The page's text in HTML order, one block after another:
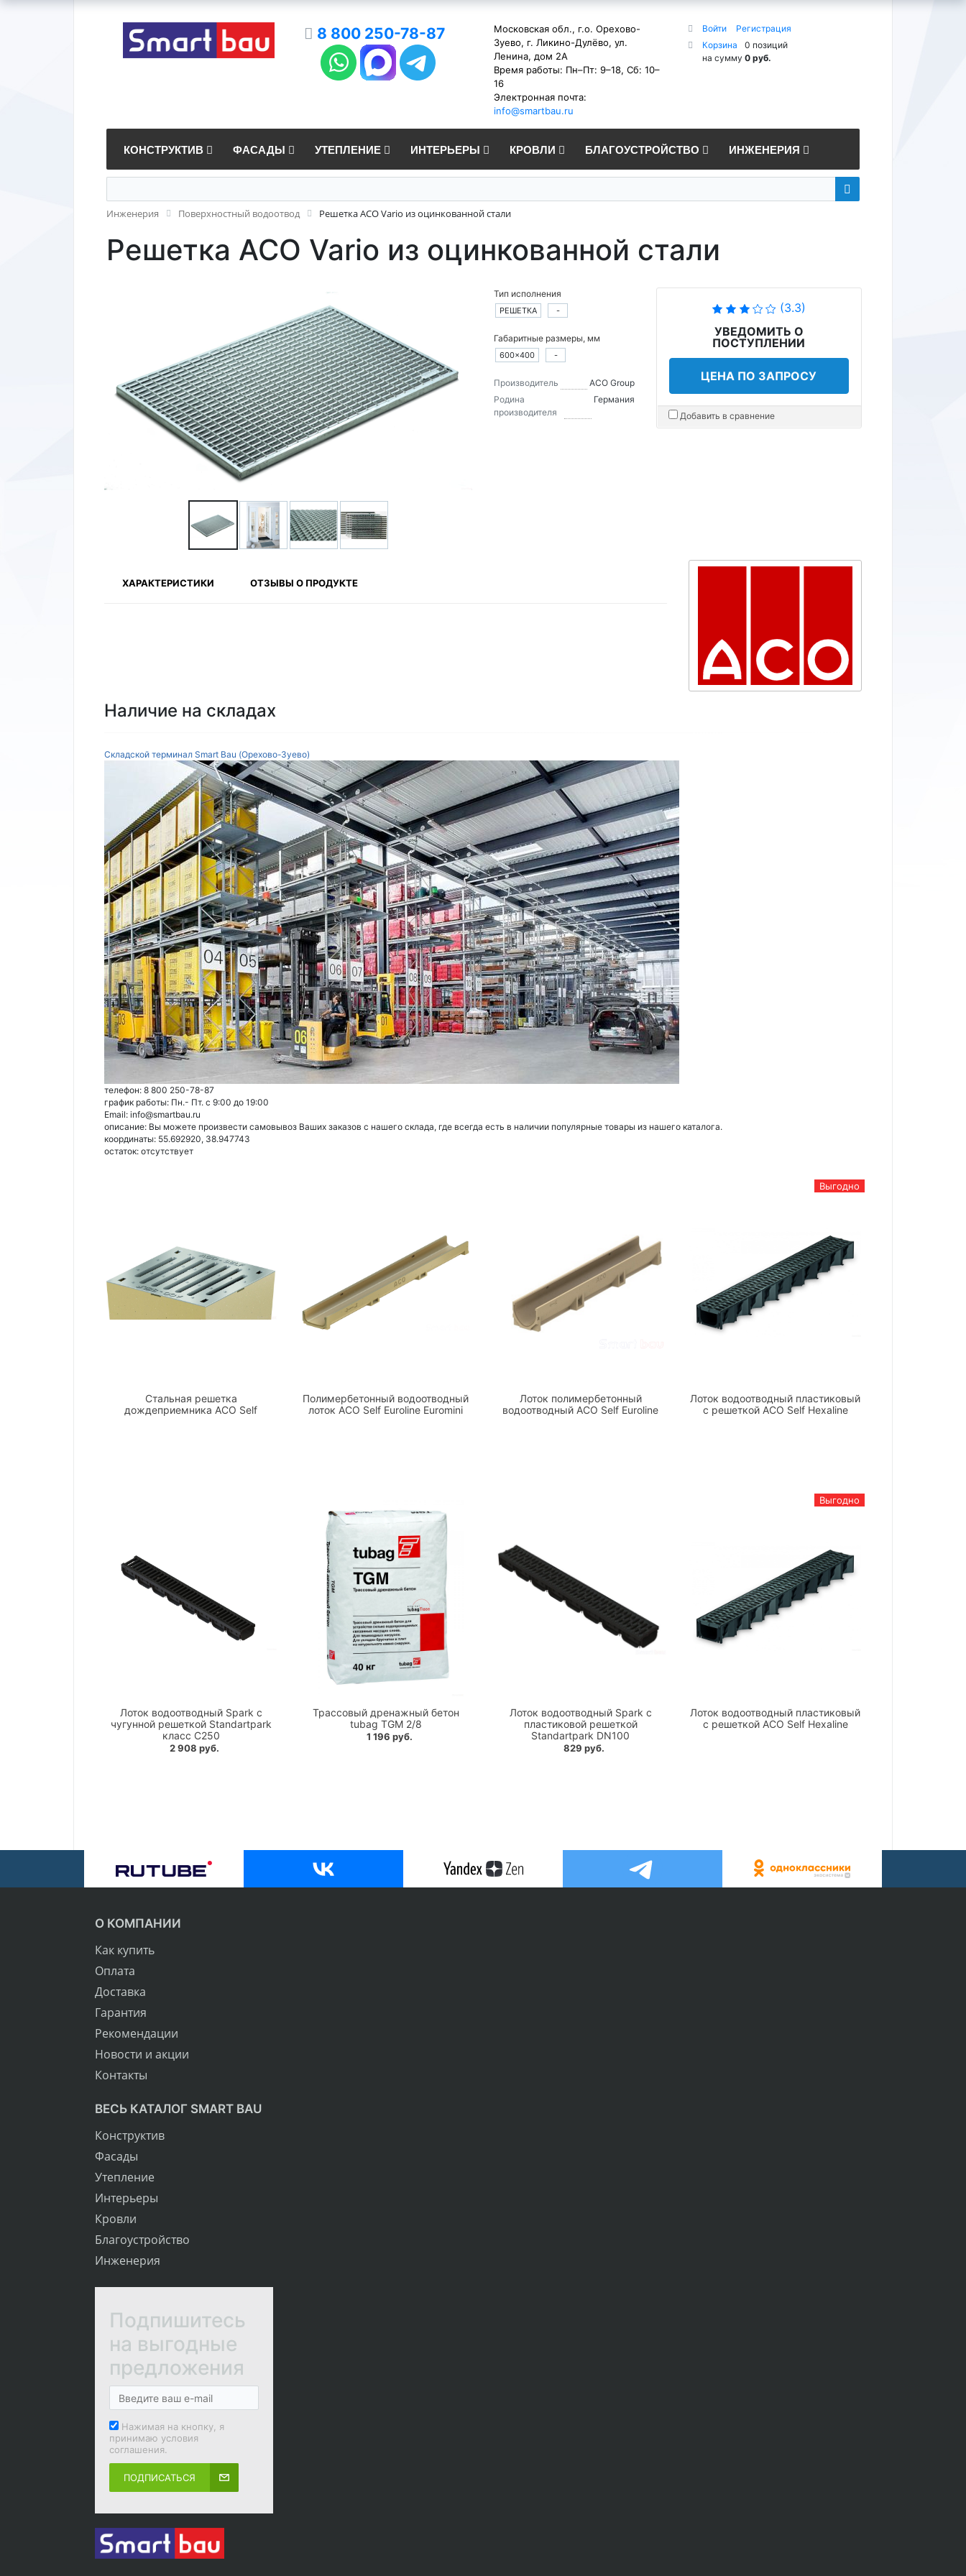
8 800 250-78-87
Московская обл., г.о. Орехово-
Зуево, г. Ликино-Дулёво, ул.
Ленина, дом 2А
Время работы: Пн–Пт: 9–18, Сб: 10–
16
Электронная почта:
info@smartbau.ru
Войти
Регистрация
Корзина
0 позиций
на сумму 0 руб.
КОНСТРУКТИВ ФАСАДЫ УТЕПЛЕНИЕ ИНТЕРЬЕРЫ КРОВЛИ БЛАГОУСТРОЙСТВО ИНЖЕНЕРИЯ
Инженерия Поверхностный водоотвод Решетка ACO Vario из оцинкованной стали
Решетка ACO Vario из оцинкованной стали
Тип исполнения
РЕШЕТКА -
Габаритные размеры, мм
600×400 -
Производитель
ACO Group
Родина
производителя
Германия
(3.3)
УВЕДОМИТЬ О
ПОСТУПЛЕНИИ
ЦЕНА ПО ЗАПРОСУ
Добавить в сравнение
ХАРАКТЕРИСТИКИ ОТЗЫВЫ О ПРОДУКТЕ
Наличие на складах
Складской терминал Smart Bau (Орехово-Зуево)
телефон: 8 800 250-78-87
график работы: Пн.- Пт. с 9:00 до 19:00
Email: info@smartbau.ru
описание: Вы можете произвести самовывоз Ваших заказов с нашего склада, где всегда есть в наличии популярные товары из нашего каталога.
координаты: 55.692920, 38.947743
остаток: отсутствует
Стальная решетка
дождеприемника ACO Self
Полимербетонный водоотводный
лоток ACO Self Euroline Euromini
Лоток полимербетонный
водоотводный ACO Self Euroline
Выгодно
Лоток водоотводный пластиковый
с решеткой ACO Self Hexaline
Лоток водоотводный Spark с
чугунной решеткой Standartpark
класс C250
2 908 руб.
Трассовый дренажный бетон
tubag TGM 2/8
1 196 руб.
Лоток водоотводный Spark с
пластиковой решеткой
Standartpark DN100
829 руб.
Выгодно
Лоток водоотводный пластиковый
с решеткой ACO Self Hexaline
О КОМПАНИИ
Как купить
Оплата
Доставка
Гарантия
Рекомендации
Новости и акции
Контакты
ВЕСЬ КАТАЛОГ SMART BAU
Конструктив
Фасады
Утепление
Интерьеры
Кровли
Благоустройство
Инженерия
Подпишитесь
на выгодные
предложения
Нажимая на кнопку, я
принимаю условия
соглашения.
ПОДПИСАТЬСЯ